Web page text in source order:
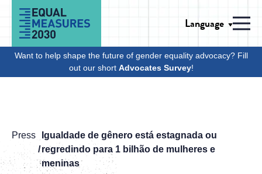
Skip to Content
Language
Want to help shape the future of gender equality advocacy? Fill
out our short Advocates Survey!
Press
Igualdade de gênero está estagnada ou
regredindo para 1 bilhão de mulheres e
meninas